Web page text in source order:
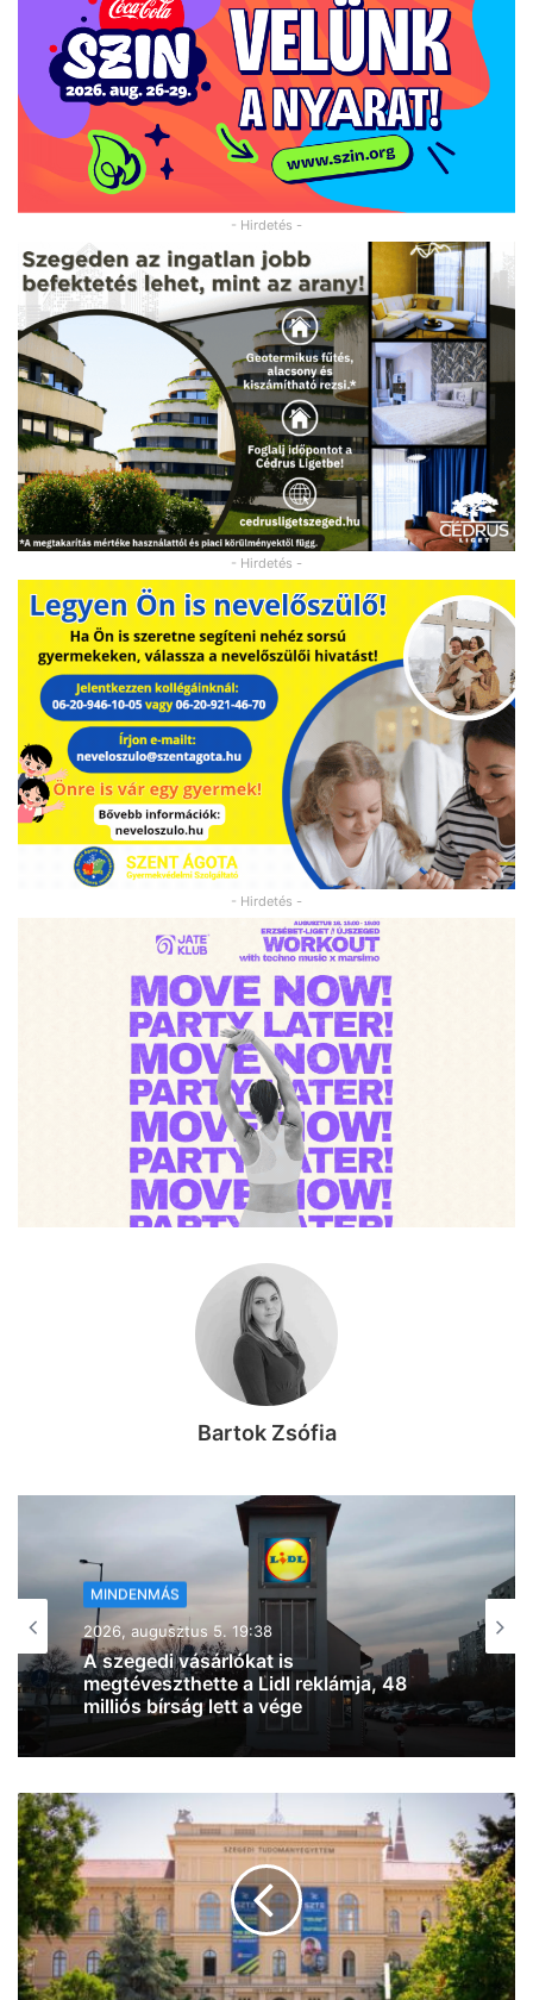
- Hirdetés -
- Hirdetés -
- Hirdetés -
Bartok Zsófia
MINDENMÁS
2026, augusztus 5. 19:21
Egyre több a királydinnye a szegedi
kerékpárutak mellett, könnyen defekt
lehet a vége (fotókkal)